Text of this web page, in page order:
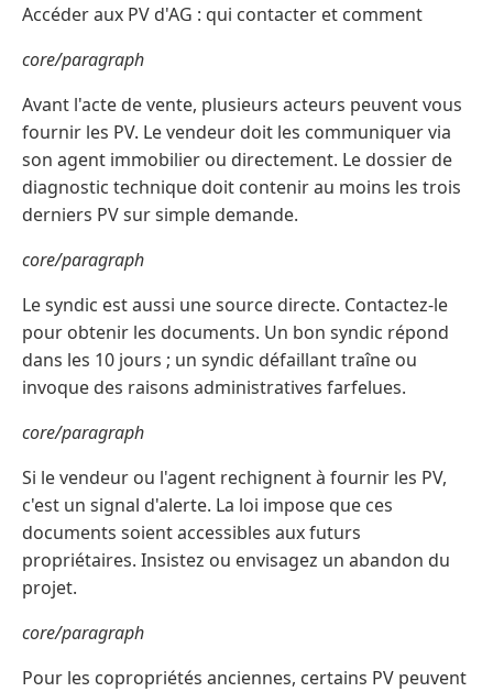
Accéder aux PV d'AG : qui contacter et comment
core/paragraph
Avant l'acte de vente, plusieurs acteurs peuvent vous
fournir les PV. Le vendeur doit les communiquer via
son agent immobilier ou directement. Le dossier de
diagnostic technique doit contenir au moins les trois
derniers PV sur simple demande.
core/paragraph
Le syndic est aussi une source directe. Contactez-le
pour obtenir les documents. Un bon syndic répond
dans les 10 jours ; un syndic défaillant traîne ou
invoque des raisons administratives farfelues.
core/paragraph
Si le vendeur ou l'agent rechignent à fournir les PV,
c'est un signal d'alerte. La loi impose que ces
documents soient accessibles aux futurs
propriétaires. Insistez ou envisagez un abandon du
projet.
core/paragraph
Pour les copropriétés anciennes, certains PV peuvent